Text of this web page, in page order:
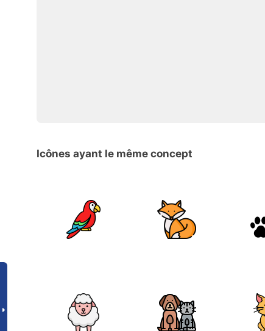
Icônes ayant le même concept